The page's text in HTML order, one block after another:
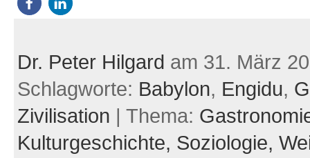
Dr. Peter Hilgard am 31. März
Schlagworte: Babylon, Engidu,
Zivilisation | Thema:
Kulturgeschichte, Soziologie,